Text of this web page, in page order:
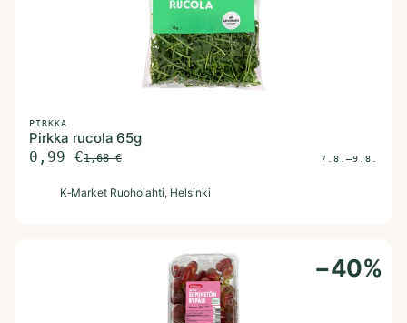
PIRKKA
Pirkka rucola 65g
0,99 €1,68€ 7.8.–9.8.
K‑Market Ruoholahti, Helsinki
−40%